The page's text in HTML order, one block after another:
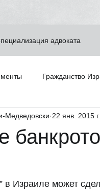
адвоката
Гражданство
Леуми Недвижимость
Медведовски 22 янв. 2015 г.
в Израиле может